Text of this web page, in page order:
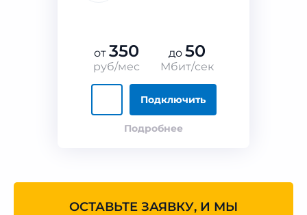
от 350
руб/мес
до 50
Мбит/сек
Подключить
Подробнее
ОСТАВЬТЕ ЗАЯВКУ, И МЫ